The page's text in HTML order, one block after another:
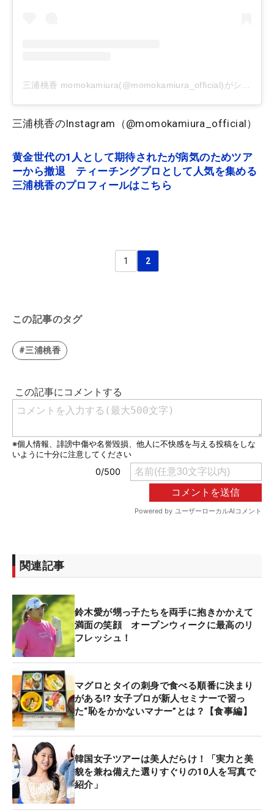
三浦桃香のInstagram（@momokamiura_official）
黄金世代の1人として期待されたが病気のためツア
ーから撤退 ティーチングプロとして人気を集める
三浦桃香のプロフィールはこちら
1 2
この記事のタグ
#三浦桃香
関連記事
鈴木愛が甥っ子たちを両手に抱きかかえて
満面の笑顔 オープンウィークに最高のリ
フレッシュ！
マグロとタイの刺身で食べる順番に決まり
がある⁉ 女子プロが新人セミナーで習っ
た“恥をかかないマナー”とは？【食事編】
韓国女子ツアーは美人だらけ！「実力と美
貌を兼ね備えた選りすぐりの10人を写真で
紹介」